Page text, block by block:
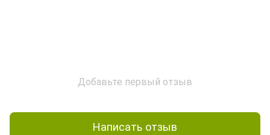
Добавьте первый отзыв
Написать отзыв